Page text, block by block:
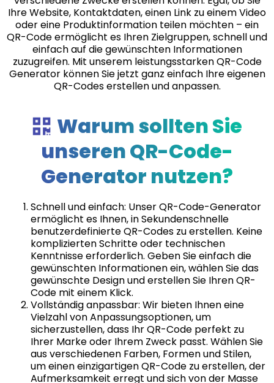
Ihre Website, Kontaktdaten, einen Link zu einem Video
oder eine Produktinformation teilen möchten – ein
QR-Code ermöglicht es Ihren Zielgruppen, schnell und
einfach auf die gewünschten Informationen
zuzugreifen. Mit unserem leistungsstarken QR-Code
Generator können Sie jetzt ganz einfach Ihre eigenen
QR-Codes erstellen und anpassen.
Warum sollten Sie
unseren QR-Code-
Generator nutzen?
Schnell und einfach: Unser QR-Code-Generator
ermöglicht es Ihnen, in Sekundenschnelle
benutzerdefinierte QR-Codes zu erstellen. Keine
komplizierten Schritte oder technischen
Kenntnisse erforderlich. Geben Sie einfach die
gewünschten Informationen ein, wählen Sie das
gewünschte Design und erstellen Sie Ihren QR-
Code mit einem Klick.
Vollständig anpassbar: Wir bieten Ihnen eine
Vielzahl von Anpassungsoptionen, um
sicherzustellen, dass Ihr QR-Code perfekt zu
Ihrer Marke oder Ihrem Zweck passt. Wählen Sie
aus verschiedenen Farben, Formen und Stilen,
um einen einzigartigen QR-Code zu erstellen, der
Aufmerksamkeit erregt und sich von der Masse